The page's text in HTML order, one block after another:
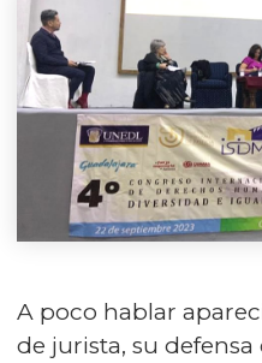
A poco hablar
de jurista, su